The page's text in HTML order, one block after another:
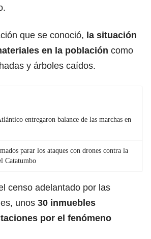
que se conoció, la situación
en la población como
y árboles caídos.
entregaron balance de las marchas en
parar los ataques con drones contra la
Catatumbo
censo adelantado por las
unos 30 inmuebles
por el fenómeno